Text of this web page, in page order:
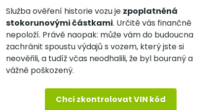
Služba ověření historie vozu je zpoplatněná
stokorunovými částkami. Určitě vás finančně
nepoloží. Právě naopak: může vám do budoucna
zachránit spoustu výdajů s vozem, který jste si
neověřili, a tudíž včas neodhalili, že byl bouraný a
vážně poškozený.
Chci zkontrolovat VIN kód